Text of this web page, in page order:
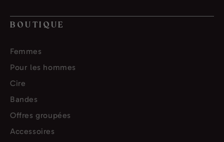
BOUTIQUE
Femmes
Pour les hommes
Cire
Bandes
Offres groupées
Accessoires